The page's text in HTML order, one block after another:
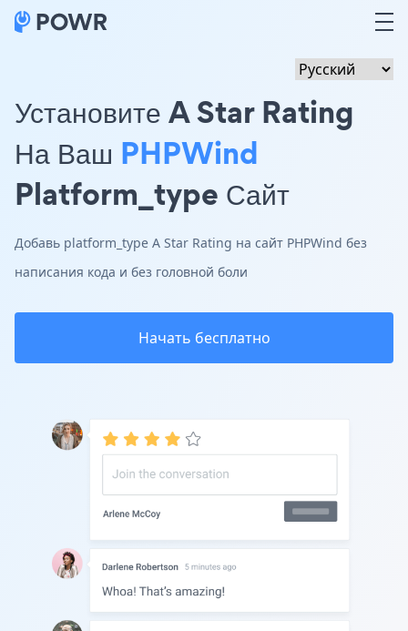
Установите A Star Rating
На Ваш PHPWind
Platform_type Сайт
Добавь platform_type A Star Rating на сайт PHPWind без
написания кода и без головной боли
Начать бесплатно